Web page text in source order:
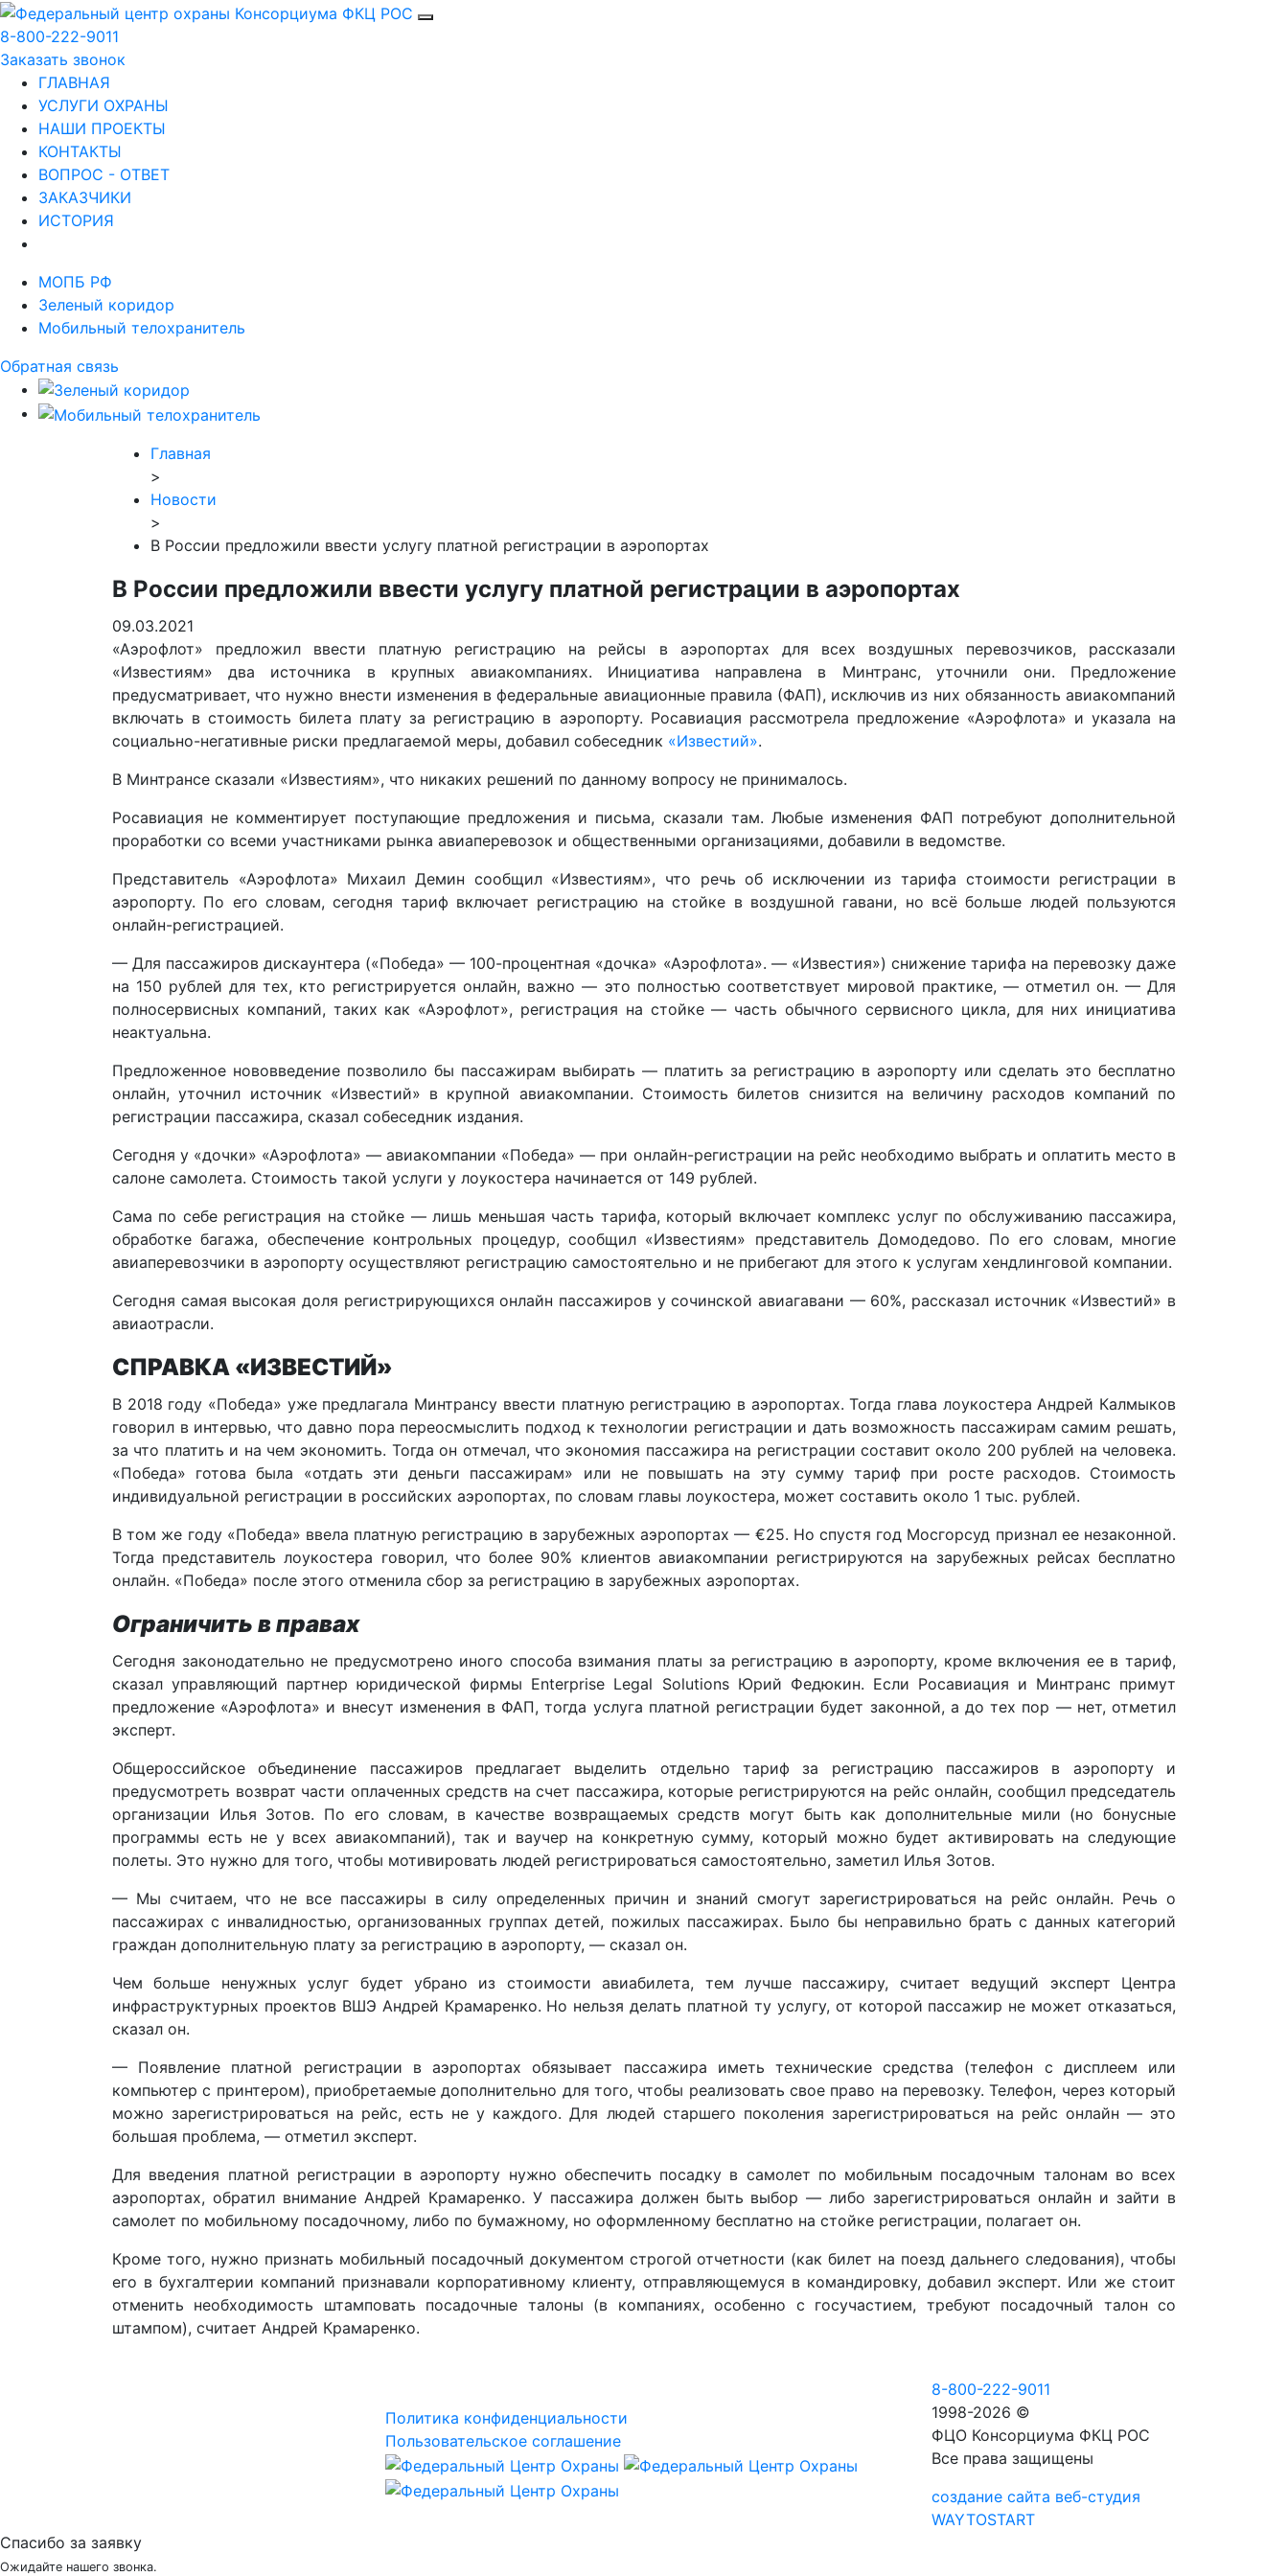
8-800-222-9011
Заказать звонок
ГЛАВНАЯ
УСЛУГИ ОХРАНЫ
НАШИ ПРОЕКТЫ
КОНТАКТЫ
ВОПРОС - ОТВЕТ
ЗАКАЗЧИКИ
ИСТОРИЯ
МОПБ РФ
Зеленый коридор
Мобильный телохранитель
Обратная связь
Главная
>
Новости
>
В России предложили ввести услугу платной регистрации в аэропортах
В России предложили ввести услугу платной регистрации в аэропортах
09.03.2021
«Аэрофлот» предложил ввести платную регистрацию на рейсы в аэропортах для всех воздушных перевозчиков, рассказали
«Известиям» два источника в крупных авиакомпаниях. Инициатива направлена в Минтранс, уточнили они. Предложение
предусматривает, что нужно внести изменения в федеральные авиационные правила (ФАП), исключив из них обязанность авиакомпаний
включать в стоимость билета плату за регистрацию в аэропорту. Росавиация рассмотрела предложение «Аэрофлота» и указала на
социально-негативные риски предлагаемой меры, добавил собеседник «Известий».
В Минтрансе сказали «Известиям», что никаких решений по данному вопросу не принималось.
Росавиация не комментирует поступающие предложения и письма, сказали там. Любые изменения ФАП потребуют дополнительной
проработки со всеми участниками рынка авиаперевозок и общественными организациями, добавили в ведомстве.
Представитель «Аэрофлота» Михаил Демин сообщил «Известиям», что речь об исключении из тарифа стоимости регистрации в
аэропорту. По его словам, сегодня тариф включает регистрацию на стойке в воздушной гавани, но всё больше людей пользуются
онлайн-регистрацией.
— Для пассажиров дискаунтера («Победа» — 100-процентная «дочка» «Аэрофлота». — «Известия») снижение тарифа на перевозку даже
на 150 рублей для тех, кто регистрируется онлайн, важно — это полностью соответствует мировой практике, — отметил он. — Для
полносервисных компаний, таких как «Аэрофлот», регистрация на стойке — часть обычного сервисного цикла, для них инициатива
неактуальна.
Предложенное нововведение позволило бы пассажирам выбирать — платить за регистрацию в аэропорту или сделать это бесплатно
онлайн, уточнил источник «Известий» в крупной авиакомпании. Стоимость билетов снизится на величину расходов компаний по
регистрации пассажира, сказал собеседник издания.
Сегодня у «дочки» «Аэрофлота» — авиакомпании «Победа» — при онлайн-регистрации на рейс необходимо выбрать и оплатить место в
салоне самолета. Стоимость такой услуги у лоукостера начинается от 149 рублей.
Сама по себе регистрация на стойке — лишь меньшая часть тарифа, который включает комплекс услуг по обслуживанию пассажира,
обработке багажа, обеспечение контрольных процедур, сообщил «Известиям» представитель Домодедово. По его словам, многие
авиаперевозчики в аэропорту осуществляют регистрацию самостоятельно и не прибегают для этого к услугам хендлинговой компании.
Сегодня самая высокая доля регистрирующихся онлайн пассажиров у сочинской авиагавани — 60%, рассказал источник «Известий» в
авиаотрасли.
СПРАВКА «ИЗВЕСТИЙ»
В 2018 году «Победа» уже предлагала Минтрансу ввести платную регистрацию в аэропортах. Тогда глава лоукостера Андрей Калмыков
говорил в интервью, что давно пора переосмыслить подход к технологии регистрации и дать возможность пассажирам самим решать,
за что платить и на чем экономить. Тогда он отмечал, что экономия пассажира на регистрации составит около 200 рублей на человека.
«Победа» готова была «отдать эти деньги пассажирам» или не повышать на эту сумму тариф при росте расходов. Стоимость
индивидуальной регистрации в российских аэропортах, по словам главы лоукостера, может составить около 1 тыс. рублей.
В том же году «Победа» ввела платную регистрацию в зарубежных аэропортах — €25. Но спустя год Мосгорсуд признал ее незаконной.
Тогда представитель лоукостера говорил, что более 90% клиентов авиакомпании регистрируются на зарубежных рейсах бесплатно
онлайн. «Победа» после этого отменила сбор за регистрацию в зарубежных аэропортах.
Ограничить в правах
Сегодня законодательно не предусмотрено иного способа взимания платы за регистрацию в аэропорту, кроме включения ее в тариф,
сказал управляющий партнер юридической фирмы Enterprise Legal Solutions Юрий Федюкин. Если Росавиация и Минтранс примут
предложение «Аэрофлота» и внесут изменения в ФАП, тогда услуга платной регистрации будет законной, а до тех пор — нет, отметил
эксперт.
Общероссийское объединение пассажиров предлагает выделить отдельно тариф за регистрацию пассажиров в аэропорту и
предусмотреть возврат части оплаченных средств на счет пассажира, которые регистрируются на рейс онлайн, сообщил председатель
организации Илья Зотов. По его словам, в качестве возвращаемых средств могут быть как дополнительные мили (но бонусные
программы есть не у всех авиакомпаний), так и ваучер на конкретную сумму, который можно будет активировать на следующие
полеты. Это нужно для того, чтобы мотивировать людей регистрироваться самостоятельно, заметил Илья Зотов.
— Мы считаем, что не все пассажиры в силу определенных причин и знаний смогут зарегистрироваться на рейс онлайн. Речь о
пассажирах с инвалидностью, организованных группах детей, пожилых пассажирах. Было бы неправильно брать с данных категорий
граждан дополнительную плату за регистрацию в аэропорту, — сказал он.
Чем больше ненужных услуг будет убрано из стоимости авиабилета, тем лучше пассажиру, считает ведущий эксперт Центра
инфраструктурных проектов ВШЭ Андрей Крамаренко. Но нельзя делать платной ту услугу, от которой пассажир не может отказаться,
сказал он.
— Появление платной регистрации в аэропортах обязывает пассажира иметь технические средства (телефон с дисплеем или
компьютер с принтером), приобретаемые дополнительно для того, чтобы реализовать свое право на перевозку. Телефон, через который
можно зарегистрироваться на рейс, есть не у каждого. Для людей старшего поколения зарегистрироваться на рейс онлайн — это
большая проблема, — отметил эксперт.
Для введения платной регистрации в аэропорту нужно обеспечить посадку в самолет по мобильным посадочным талонам во всех
аэропортах, обратил внимание Андрей Крамаренко. У пассажира должен быть выбор — либо зарегистрироваться онлайн и зайти в
самолет по мобильному посадочному, либо по бумажному, но оформленному бесплатно на стойке регистрации, полагает он.
Кроме того, нужно признать мобильный посадочный документом строгой отчетности (как билет на поезд дальнего следования), чтобы
его в бухгалтерии компаний признавали корпоративному клиенту, отправляющемуся в командировку, добавил эксперт. Или же стоит
отменить необходимость штамповать посадочные талоны (в компаниях, особенно с госучастием, требуют посадочный талон со
штампом), считает Андрей Крамаренко.
Политика конфиденциальности
Пользовательское соглашение
8-800-222-9011
1998-2026 ©
ФЦО Консорциума ФКЦ РОС
Все права защищены
создание сайта веб-студия
WAYTOSTART
Спасибо за заявку
Ожидайте нашего звонка.